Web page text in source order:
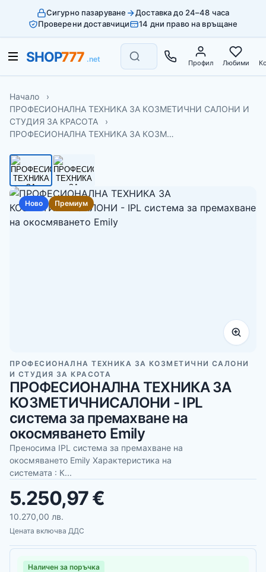
Сигурно пазаруване
Доставка до 24–48 часа
Проверени доставчици
14 дни право на връщане
Профил Любими
Начало
ПРОФЕСИОНАЛНА ТЕХНИКА ЗА КОЗМЕТИЧНИ САЛОНИ И
СТУДИЯ ЗА КРАСОТА
ПРОФЕСИОНАЛНА ТЕХНИКА ЗА КОЗМ…
Ново Премиум
ПРОФЕСИОНАЛНА ТЕХНИКА ЗА КОЗМЕТИЧНИ САЛОНИ
И СТУДИЯ ЗА КРАСОТА
ПРОФЕСИОНАЛНА ТЕХНИКА ЗА
КОЗМЕТИЧНИСАЛОНИ - IPL
система за премахване на
окосмяването Emily
Преносима IPL система за премахване на
окосмяването Emily Характеристика на
системата : К...
5.250,97 €
10.270,00 лв.
Цената включва ДДС
Наличен за поръчка